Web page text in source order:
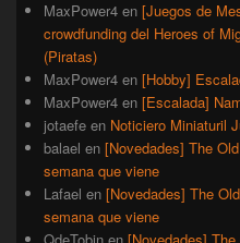
MaxPower4 en [Juegos de
crowdfunding del Heroes of
(Piratas)
MaxPower4 en [Hobby]
MaxPower4 en [Escalada]
jotaefe en Noticiero Miniaturil
balael en [Novedades] The
semana que viene
Lafael en [Novedades] The
semana que viene